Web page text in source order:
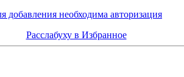
добавления необходима авторизация
Расслабуху в Избранное